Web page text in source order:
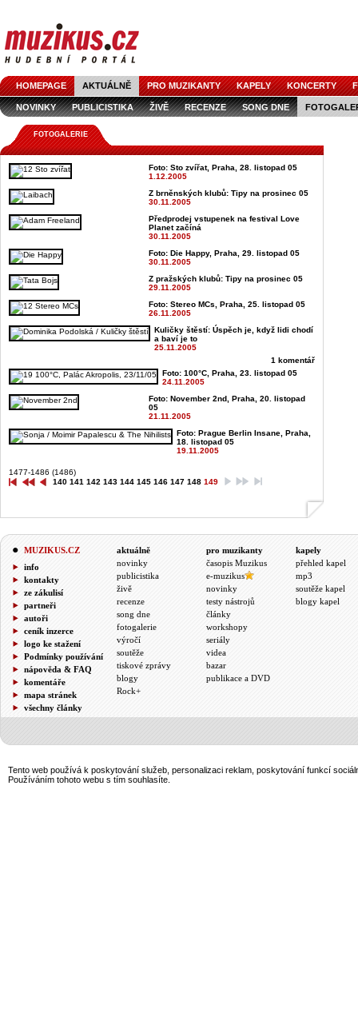
HOMEPAGE AKTUÁLNĚ PRO MUZIKANTY KAPELY KONCERTY
NOVINKY PUBLICISTIKA ŽIVĚ RECENZE SONG DNE
FOTOGALERIE
Foto: Sto zvířat, Praha, 28. listopad 05
1.12.2005
Z brněnských klubů: Tipy na prosinec 05
30.11.2005
Předprodej vstupenek na festival Love
Planet začíná
30.11.2005
Foto: Die Happy, Praha, 29. listopad 05
30.11.2005
Z pražských klubů: Tipy na prosinec 05
29.11.2005
Foto: Stereo MCs, Praha, 25. listopad 05
26.11.2005
Kuličky štěstí: Úspěch je, když lidi chodí
a baví je to
25.11.2005
1 komentář
Foto: 100°C, Praha, 23. listopad 05
24.11.2005
Foto: November 2nd, Praha, 20. listopad
05
21.11.2005
Foto: Prague Berlin Insane, Praha,
18. listopad 05
19.11.2005
1477-1486 (1486)
140 141 142 143 144 145 146 147 148 149
MUZIKUS.CZ
info
kontakty
ze zákulisí
partneři
autoři
ceník inzerce
logo ke stažení
Podmínky používání
nápověda & FAQ
komentáře
mapa stránek
všechny články
aktuálně
novinky
publicistika
živě
recenze
song dne
fotogalerie
výročí
soutěže
tiskové zprávy
blogy
Rock+
pro muzikanty
časopis Muzikus
e-muzikus
novinky
testy nástrojů
články
workshopy
seriály
videa
bazar
publikace a DVD
kapely
přehled kapel
mp3
soutěže kapel
blogy kapel
Tento web používá k poskytování služeb, personalizaci reklam, poskytování funkcí
Používáním tohoto webu s tím souhlasíte.